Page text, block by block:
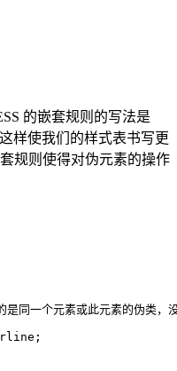
的嵌套规则的写法是
样使我们的样式表书写更
规则使得对伪元素的操作
同一个元素或此元素的伪类，